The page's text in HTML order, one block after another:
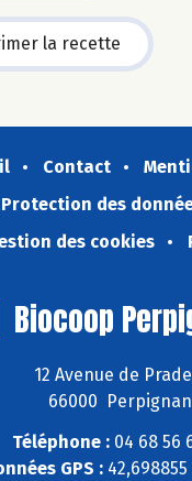
la recette
Contact
Protection des
des cookies
Biocoop
12 Avenue de
66000 Perpignan
Téléphone : 04 68 56
GPS :42,698855